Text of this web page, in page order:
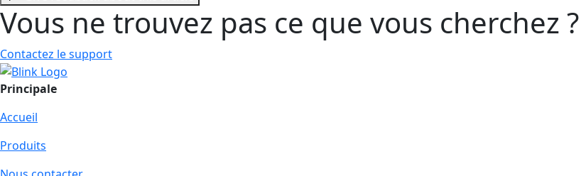
Vous ne trouvez pas ce que vous cherchez ?
Contactez le support
Principale
Accueil
Produits